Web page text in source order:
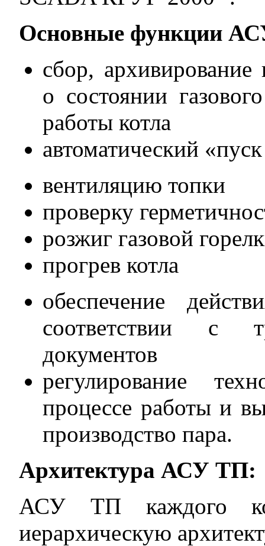
Основные функции
сбор,
о состоянии
работы котла
автоматический
вентиляцию топки
проверку
розжиг газовой
прогрев котла
обеспечение
соответствии с
документов
регулирование
процессе работы и
производство пара.
Архитектура АСУ ТП:
АСУ ТП каждого
иерархическую